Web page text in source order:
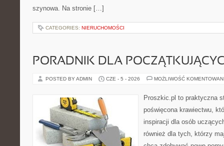
szynowa. Na stronie […]
CATEGORIES: NIERUCHOMOŚCI
PORADNIK DLA
POSTED BY ADMIN CZE - 5 - 2026 MOŻLIWOŚĆ
Proszkic.pl to praktyczna
poświęcona krawiectwu,
inspiracji dla osób
również dla tych, którzy